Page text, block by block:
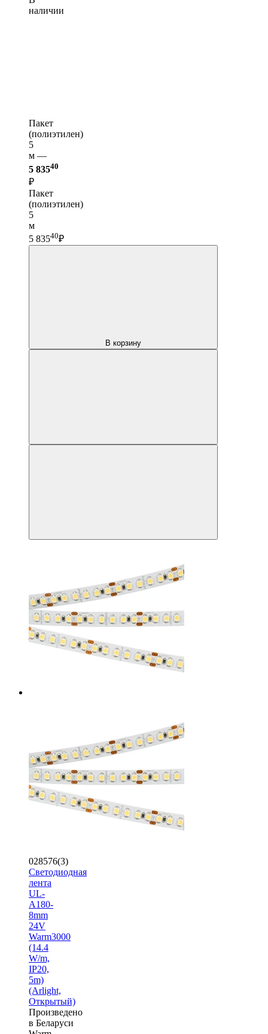
наличии
Пакет
(полиэтилен)
5
м —
5 83540
₽
Пакет
(полиэтилен)
5
м
5 83540₽
В корзину
028576(3)
Светодиодная
лента
UL-
A180-
8mm
24V
Warm3000
(14.4
W/m,
IP20,
5m)
(Arlight,
Открытый)
Произведено
в Беларуси